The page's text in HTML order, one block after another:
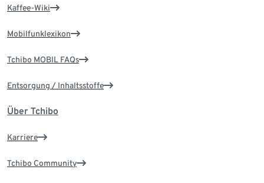
Kaffee-Wiki
Mobilfunklexikon
Tchibo MOBIL FAQs
Entsorgung / Inhaltsstoffe
Über Tchibo
Karriere
Tchibo Community